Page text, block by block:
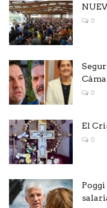
0
0
El
0